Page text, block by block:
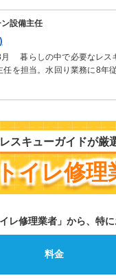
設備主任
暮らしの中で必要なレス
任を担当。水回り業務に8
スキューガイドが厳
イレ修理
レ修理業者」から、特に
料金